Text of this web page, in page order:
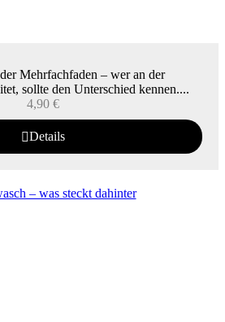
Mehrfachfaden – wer an der
sollte den Unterschied kennen....
4,90 €
Details